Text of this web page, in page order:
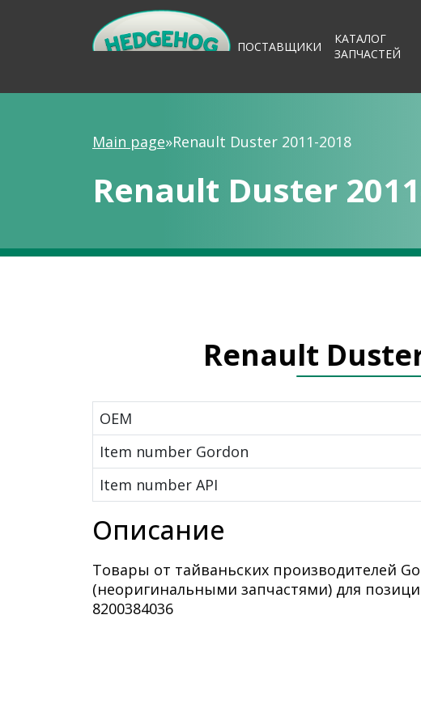
ПОСТАВЩИКИ
КАТАЛОГ
ЗАПЧАСТЕЙ
Main page»Renault Duster 2011-2018
Renault Duster
Renault
OEM
Item number Gordon
Item number API
Описание
Товары от тайваньских производителей
(неоригинальными запчастями) для
8200384036